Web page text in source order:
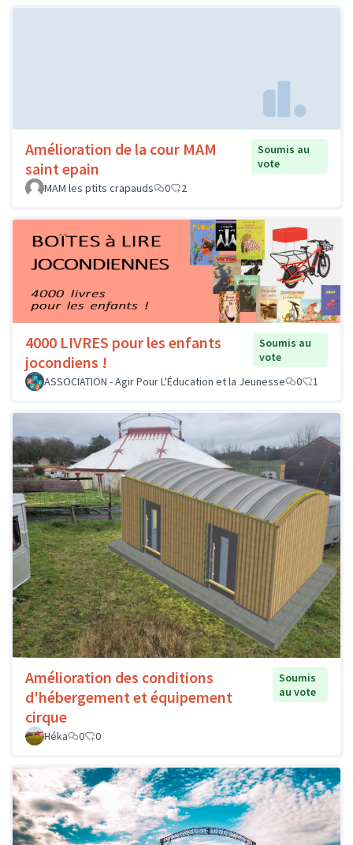
Amélioration de la cour MAM
saint epain
Soumis au
vote
MAM les ptits crapauds
0 2
4000 LIVRES pour les enfants
jocondiens !
Soumis au
vote
ASSOCIATION - Agir Pour L'Éducation et la Jeunesse
0 1
Amélioration des conditions
d'hébergement et équipement
cirque
Soumis
au vote
Héka 0 0